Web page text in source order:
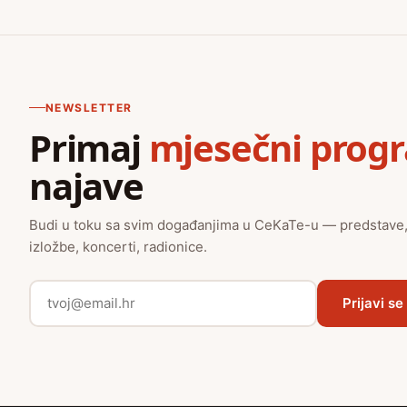
NEWSLETTER
Primaj mjesečni
najave
Budi u toku sa svim događanjima u CeKaTe-u — predstave,
izložbe, koncerti, radionice.
Prijavi se